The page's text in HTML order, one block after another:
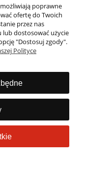
poprawne
ofertę do Twoich
przez nas
lub dostosować użycie
"Dostosuj zgody".
Polityce